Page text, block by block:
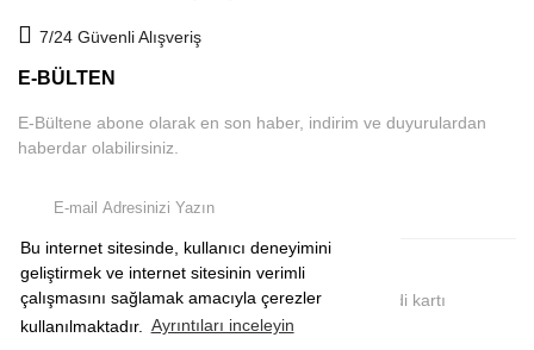
Bu internet sitesinde, kullanıcı deneyimini
geliştirmek ve internet sitesinin verimli
çalışmasını sağlamak amacıyla çerezler
kullanılmaktadır.
Ayrıntıları inceleyin
7/24 Güvenli Alışveriş
E-BÜLTEN
E-Bültene abone olarak en son haber, indirim ve duyurulardan
haberdar olabilirsiniz.
2019 © comeup.com.tr | Tüm Hakları Saklıdır. Kredi kartı
bilgileriniz 256Bit SSL sertifikası ile korunmaktadır.